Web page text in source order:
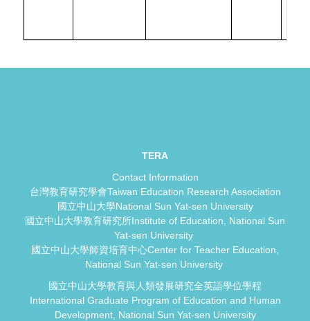
TERA
Contact Information
台灣教育研究學會Taiwan Education Research Association
國立中山大學National Sun Yat-sen University
國立中山大學教育研究所Institute of Education, National Sun
Yat-sen University
國立中山大學師資培育中心Center for Teacher Education,
National Sun Yat-sen University
國立中山大學教育與人類發展研究全英語學位學程
International Graduate Program of Education and Human
Development, National Sun Yat-sen University